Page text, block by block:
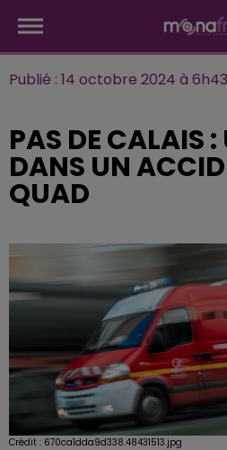
Publié : 14 octobre 2024 à
PAS DE CALAIS
DANS UN
QUAD
Crédit : 670ca1dda9d338.48431513.jpg